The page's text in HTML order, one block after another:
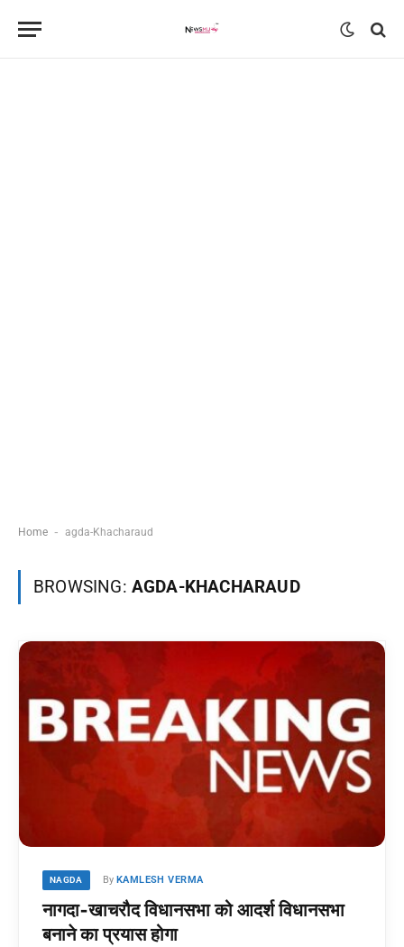
Home - agda-Khacharaud
BROWSING: AGDA-KHACHARAUD
NAGDA By KAMLESH VERMA
नागदा-खाचरौद विधानसभा को आदर्श विधानसभा
बनाने का प्रयास होगा